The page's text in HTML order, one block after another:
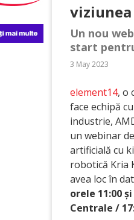
Un nou
start
3 May 2023
element14, o
face echipă
industrie,
un webinar
artificială cu
robotică Kria
avea loc în
orele 11:00
Centrale /